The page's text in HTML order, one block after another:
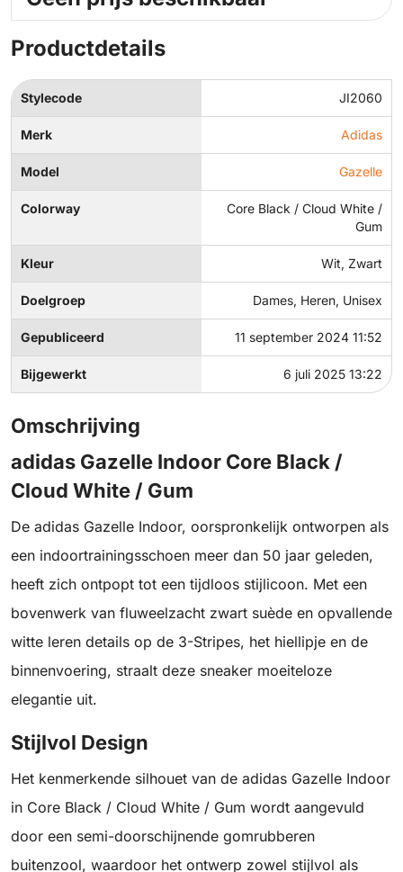
Productdetails
Stylecode JI2060
Merk Adidas
Model Gazelle
Colorway
Core Black / Cloud White /
Gum
Kleur Wit, Zwart
Doelgroep Dames, Heren, Unisex
Gepubliceerd 11 september 2024 11:52
Bijgewerkt 6 juli 2025 13:22
Omschrijving
adidas Gazelle Indoor Core Black /
Cloud White / Gum
De adidas Gazelle Indoor, oorspronkelijk ontworpen als
een indoortrainingsschoen meer dan 50 jaar geleden,
heeft zich ontpopt tot een tijdloos stijlicoon. Met een
bovenwerk van fluweelzacht zwart suède en opvallende
witte leren details op de 3-Stripes, het hiellipje en de
binnenvoering, straalt deze sneaker moeiteloze
elegantie uit.
Stijlvol Design
Het kenmerkende silhouet van de adidas Gazelle Indoor
in Core Black / Cloud White / Gum wordt aangevuld
door een semi-doorschijnende gomrubberen
buitenzool, waardoor het ontwerp zowel stijlvol als